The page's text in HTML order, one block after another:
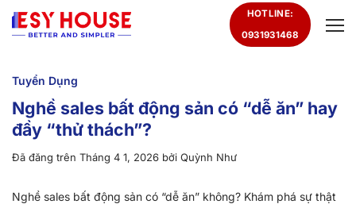
đến
HOTLINE:
0931931468
Tuyển Dụng
Nghề sales bất động sản có “dễ ăn” hay
đầy “thử thách”?
Đã đăng trên Tháng 4 1, 2026 bởi Quỳnh Như
Nghề sales bất động sản có “dễ ăn” không? Khám phá sự thật